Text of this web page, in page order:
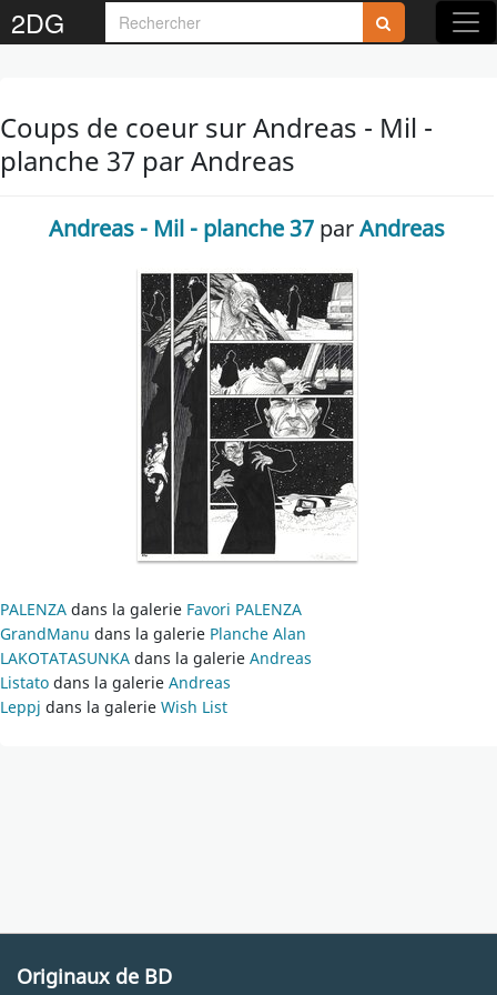
2DG
Coups de coeur sur Andreas - Mil -
planche 37 par Andreas
Andreas - Mil - planche 37 parAndreas
PALENZA dans la galerie Favori PALENZA
GrandManu dans la galerie Planche Alan
LAKOTATASUNKA dans la galerie Andreas
Listato dans la galerie Andreas
Leppj dans la galerie Wish List
Originaux de BD